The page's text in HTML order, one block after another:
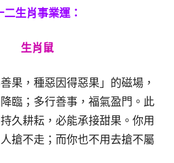
二生肖事業運：
生肖鼠
果，種惡因得惡果」的磁場，
臨；多行善事，福氣盈門。此
久耕耘，必能承接甜果。你用
搶不走；而你也不用去搶不屬